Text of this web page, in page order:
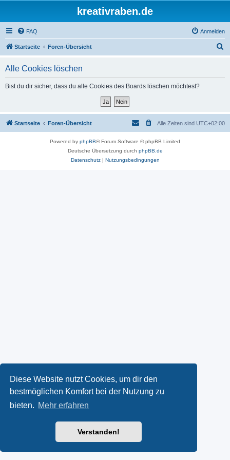
Diese Website nutzt Cookies, um dir den
bestmöglichen Komfort bei der Nutzung zu
bieten. Mehr erfahren
Verstanden!
kreativraben.de
FAQ Anmelden
Startseite Foren-Übersicht
Alle Cookies löschen
Bist du dir sicher, dass du alle Cookies des Boards löschen möchtest?
Startseite Foren-Übersicht Alle Zeiten sind UTC+02:00
Powered by phpBB® Forum Software © phpBB Limited
Deutsche Übersetzung durch phpBB.de
Datenschutz| Nutzungsbedingungen